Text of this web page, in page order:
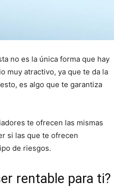
no es la única forma que hay
muy atractivo, ya que te da la
es algo que te garantiza
te ofrecen las mismas
si las que te ofrecen
de riesgos.
rentable para ti?